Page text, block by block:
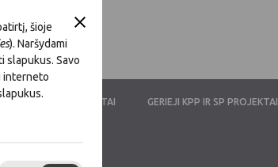
šioje
). Naršydami
slapukus. Savo
interneto
DOKUMENTAI GERIEJI KPP IR SP PROJEKTAI